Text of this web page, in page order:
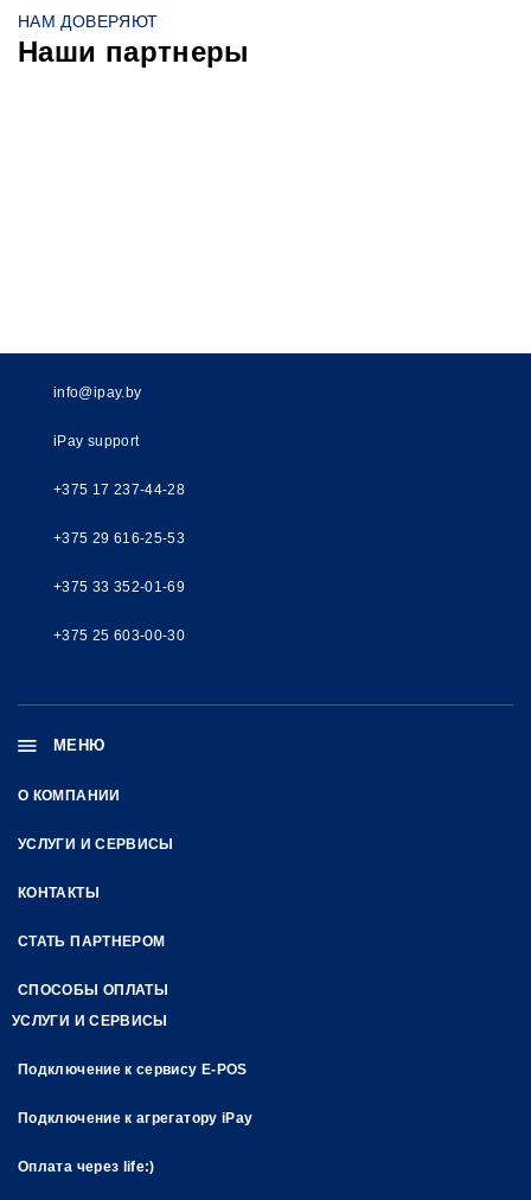
НАМ ДОВЕРЯЮТ
Наши партнеры
info@ipay.by
iPay support
+375 17 237-44-28
+375 29 616-25-53
+375 33 352-01-69
+375 25 603-00-30
МЕНЮ
О КОМПАНИИ
УСЛУГИ И СЕРВИСЫ
КОНТАКТЫ
СТАТЬ ПАРТНЕРОМ
СПОСОБЫ ОПЛАТЫ
УСЛУГИ И СЕРВИСЫ
Подключение к сервису E-POS
Подключение к агрегатору iPay
Оплата через life:)